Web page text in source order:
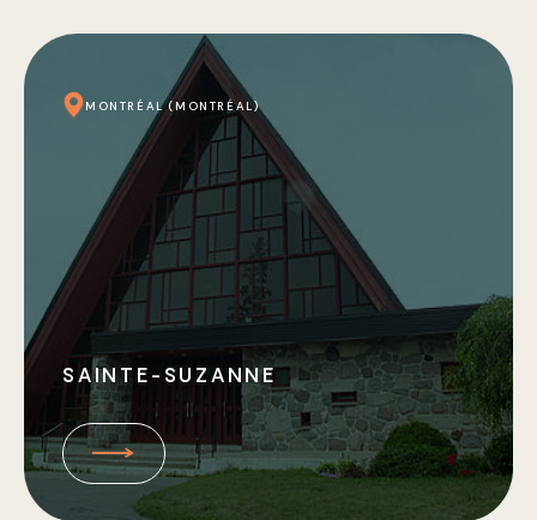
MONTRÉAL (MONTRÉAL)
SAINTE-SUZANNE